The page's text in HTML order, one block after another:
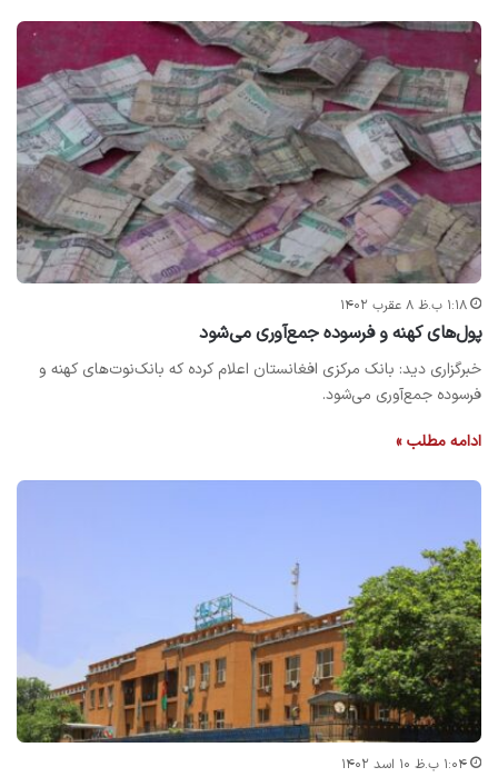
۱:۱۸ ب.ظ ۸ عقرب ۱۴۰۲
پول‌های کهنه و فرسوده جمع‌آوری می‌شود
خبرگزاری دید: بانک مرکزی افغانستان اعلام کرده که بانک‌نوت‌های کهنه و
فرسوده جمع‌آوری می‌شود.
ادامه مطلب »
۱:۰۴ ب.ظ ۱۰ اسد ۱۴۰۲